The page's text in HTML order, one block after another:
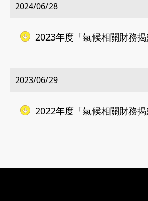
2024/06/28
2023年度「氣候相關財務揭
2023/06/29
2022年度「氣候相關財務揭